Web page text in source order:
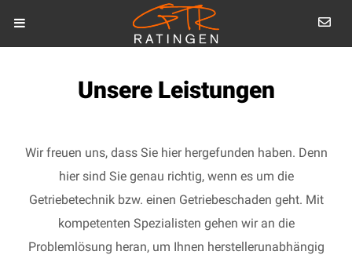
Unsere Leistungen
Wir freuen uns, dass Sie hier hergefunden haben. Denn
hier sind Sie genau richtig, wenn es um die
Getriebetechnik bzw. einen Getriebeschaden geht. Mit
kompetenten Spezialisten gehen wir an die
Problemlösung heran, um Ihnen herstellerunabhängig